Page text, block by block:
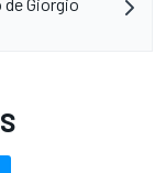
Giorgio